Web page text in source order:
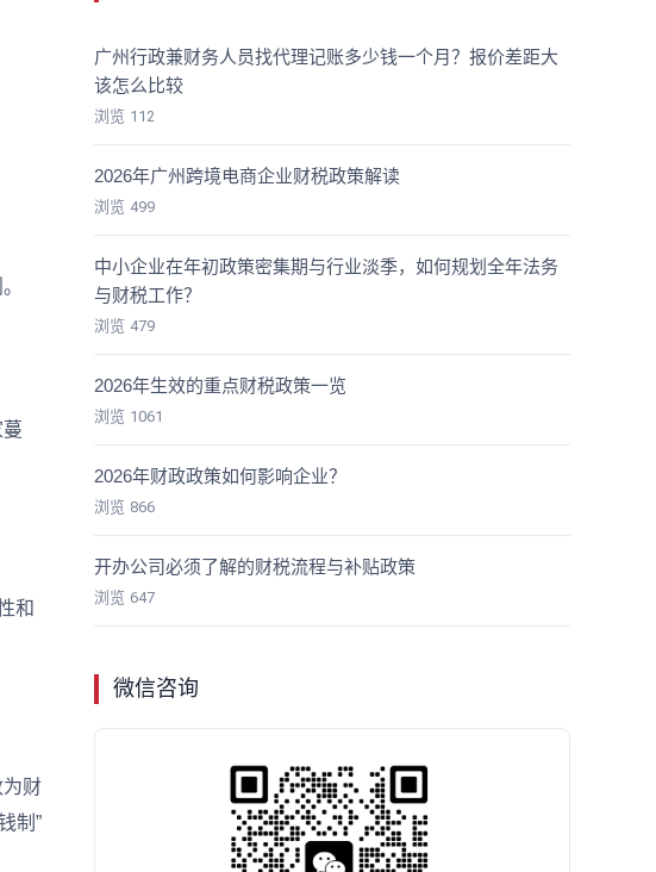
和
财
制”
广州行政兼财务人员找代理记账多少钱一个月？报价差距大
该怎么比较
浏览 112
2026年广州跨境电商企业财税政策解读
浏览 499
中小企业在年初政策密集期与行业淡季，如何规划全年法务
与财税工作？
浏览 479
2026年生效的重点财税政策一览
浏览 1061
2026年财政政策如何影响企业？
浏览 866
开办公司必须了解的财税流程与补贴政策
浏览 647
微信咨询